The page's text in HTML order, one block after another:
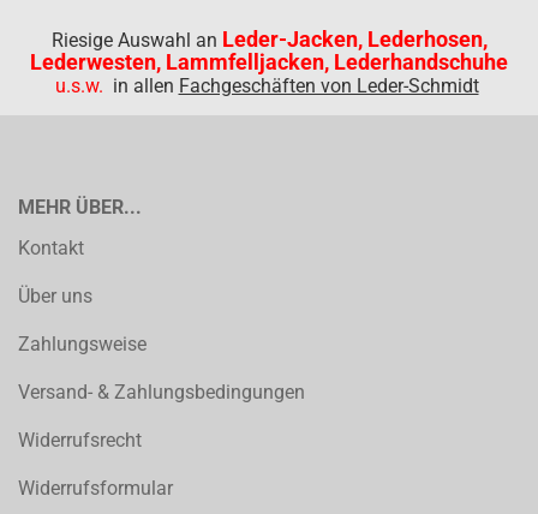
Riesige Auswahl an Leder-Jacken, Lederhosen,
Lederwesten, Lammfelljacken, Lederhandschuhe
u.s.w. in allen Fachgeschäften von Leder-Schmidt
MEHR ÜBER...
Kontakt
Über uns
Zahlungsweise
Versand- & Zahlungsbedingungen
Widerrufsrecht
Widerrufsformular